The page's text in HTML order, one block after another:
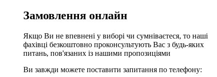
Замовлення онлайн
Якщо Ви не впевнені у виборі чи сумніваєтеся, то наші
фахівці безкоштовно проконсультують Вас з будь-яких
питань, пов'язаних із нашими пропозиціями
Ви завжди можете поставити запитання по телефону: